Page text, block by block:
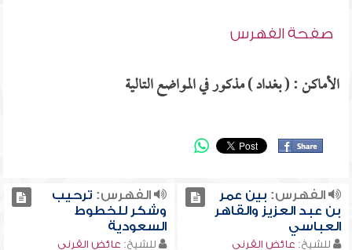
صفحة الفهرس
الأماكن : ( بغداد ) مذكور في المواضع التالية
الفهرس: بين عمر
بن عبد العزيز والقاهر
العباسي
للشيخ: عائض القرني
الفهرس: ترحيب
وشكر للخطوط
السعودية
للشيخ: عائض القرني